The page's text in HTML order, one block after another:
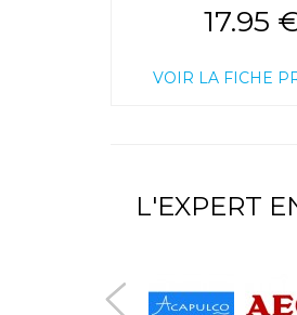
17.95
VOIR LA FICHE
L'EXPERT